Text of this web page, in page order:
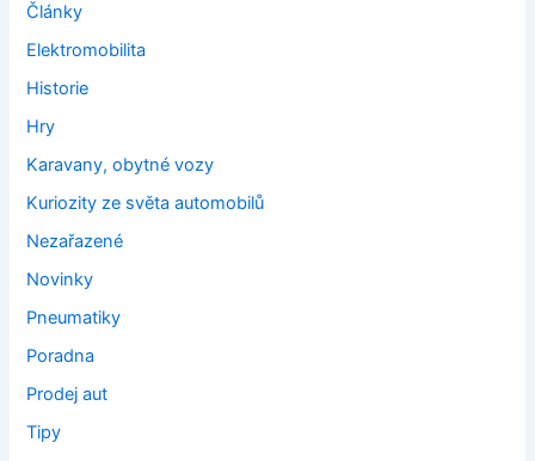
Články
Elektromobilita
Historie
Hry
Karavany, obytné vozy
Kuriozity ze světa automobilů
Nezařazené
Novinky
Pneumatiky
Poradna
Prodej aut
Tipy